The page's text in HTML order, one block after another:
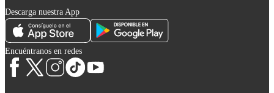
Descarga nuestra App
Encuéntranos en redes